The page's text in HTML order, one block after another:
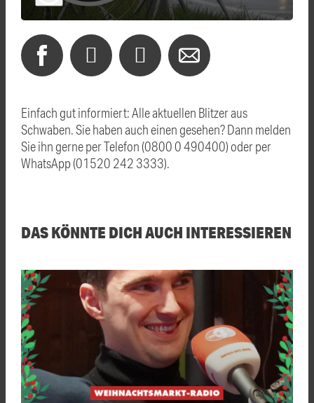
Einfach gut informiert: Alle aktuellen Blitzer aus
Schwaben. Sie haben auch einen gesehen? Dann melden
Sie ihn gerne per Telefon (0800 0 490400) oder per
WhatsApp (01520 242 3333).
DAS KÖNNTE DICH AUCH INTERESSIEREN